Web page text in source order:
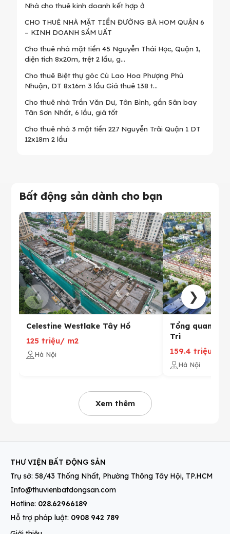
Nhà cho thuê kinh doanh kết hợp ở
CHO THUÊ NHÀ MẶT TIỀN ĐƯỜNG BÀ HOM QUẬN 6
– KINH DOANH SẦM UẤT
Cho thuê nhà mặt tiền 45 Nguyễn Thái Học, Quận 1,
diện tích 8x20m, trệt 2 lầu, g...
Cho thuê Biệt thự góc Cù Lao Hoa Phượng Phú
Nhuận, DT 8x16m 3 lầu Giá thuê 138 t...
Cho thuê nhà Trần Văn Dư, Tân Bình, gần Sân bay
Tân Sơn Nhất, 6 lầu, giá tốt
Cho thuê nhà 3 mặt tiền 227 Nguyễn Trãi Quận 1 DT
12x18m 2 lầu
Bất động sản dành cho bạn
Celestine Westlake Tây Hồ
125 triệu/ m2
Hà Nội
Tổng quan S
Trì
159.4 triệu
Hà Nội
❮ ❯
Xem thêm
THƯ VIỆN BẤT ĐỘNG SẢN
Trụ sở: 58/43 Thống Nhất, Phường Thông Tây Hội, TP.HCM
Info@thuvienbatdongsan.com
Hotline: 028.62966189
Hỗ trợ pháp luật: 0908 942 789